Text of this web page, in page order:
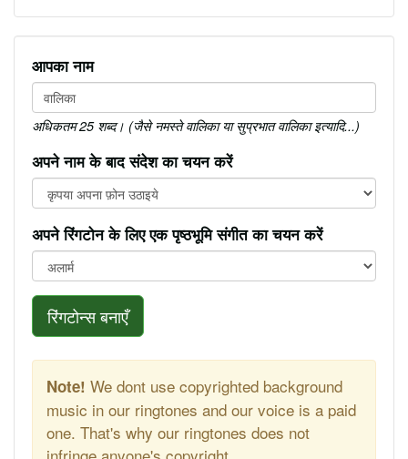
आपका नाम
अधिकतम 25 शब्द। (जैसे नमस्ते वालिका या सुप्रभात वालिका इत्यादि...)
अपने नाम के बाद संदेश का चयन करें
अपने रिंगटोन के लिए एक पृष्ठभूमि संगीत का चयन करें
रिंगटोन्स बनाएँ
Note! We dont use copyrighted background
music in our ringtones and our voice is a paid
one. That's why our ringtones does not
infringe anyone's copyright.